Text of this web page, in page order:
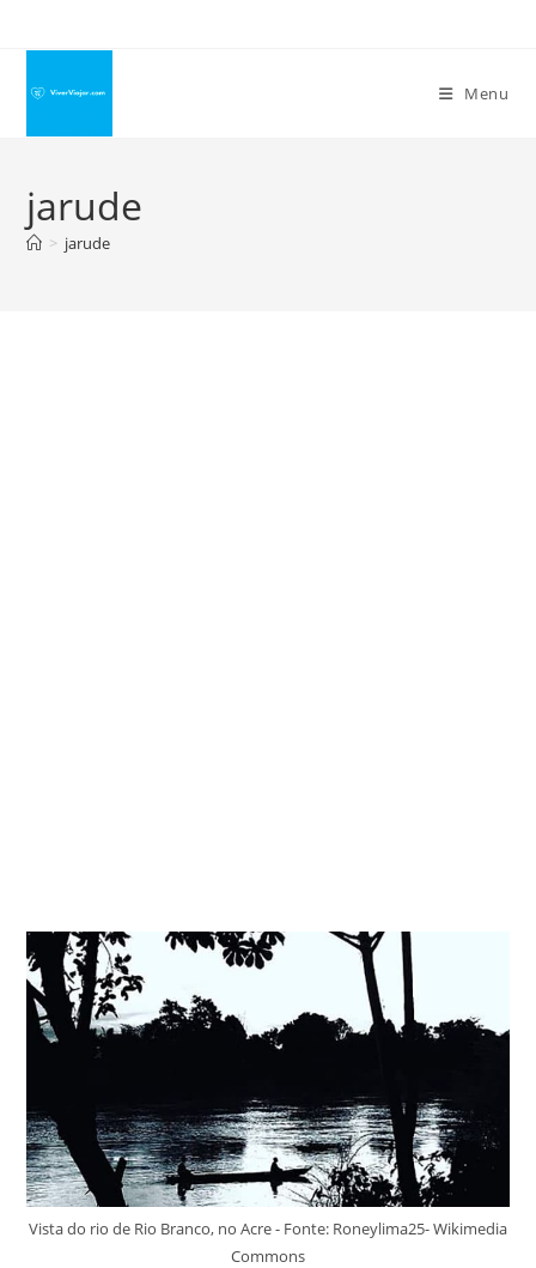
conteúdo
Menu
jarude
> jarude
Vista do rio de Rio Branco, no Acre - Fonte: Roneylima25- Wikimedia
Commons